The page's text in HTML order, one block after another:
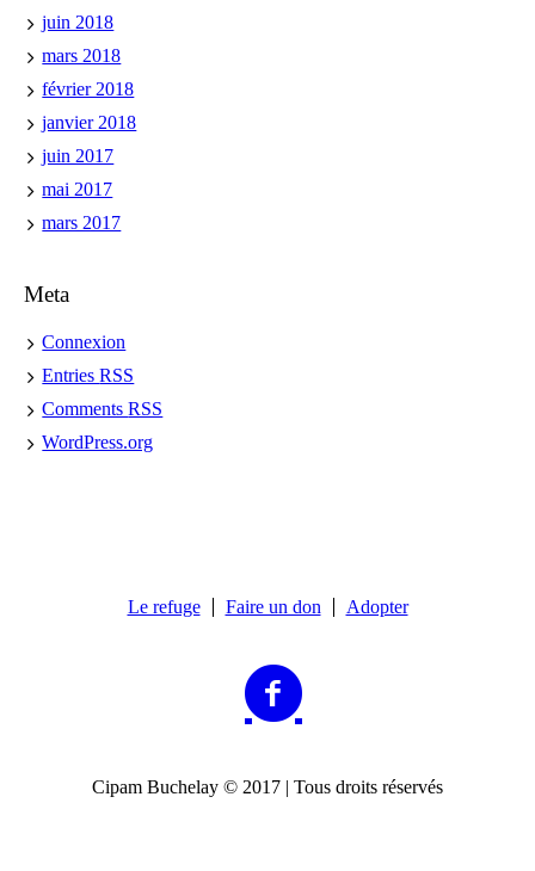
juin 2018
mars 2018
février 2018
janvier 2018
juin 2017
mai 2017
mars 2017
Meta
Connexion
EntriesRSS
CommentsRSS
WordPress.org
Le refuge Faire un don Adopter
Cipam Buchelay © 2017 | Tous droits réservés